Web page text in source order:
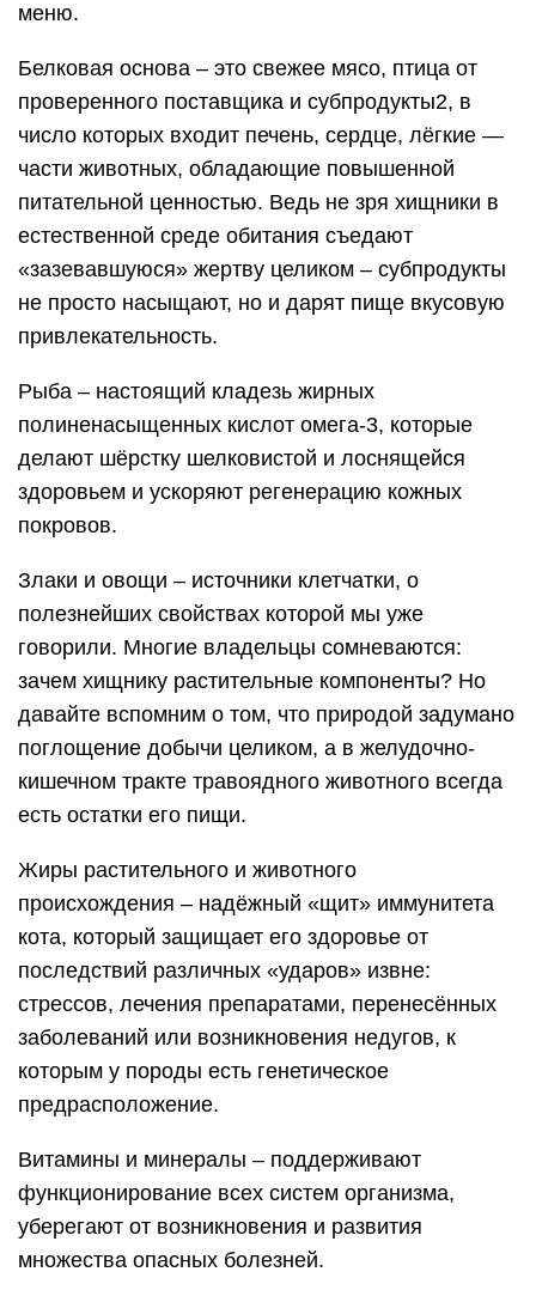
меню.
Белковая основа – это свежее мясо, птица от
проверенного поставщика и субпродукты2, в
число которых входит печень, сердце, лёгкие —
части животных, обладающие повышенной
питательной ценностью. Ведь не зря хищники в
естественной среде обитания съедают
«зазевавшуюся» жертву целиком – субпродукты
не просто насыщают, но и дарят пище вкусовую
привлекательность.
Рыба – настоящий кладезь жирных
полиненасыщенных кислот омега-3, которые
делают шёрстку шелковистой и лоснящейся
здоровьем и ускоряют регенерацию кожных
покровов.
Злаки и овощи – источники клетчатки, о
полезнейших свойствах которой мы уже
говорили. Многие владельцы сомневаются:
зачем хищнику растительные компоненты? Но
давайте вспомним о том, что природой задумано
поглощение добычи целиком, а в желудочно-
кишечном тракте травоядного животного всегда
есть остатки его пищи.
Жиры растительного и животного
происхождения – надёжный «щит» иммунитета
кота, который защищает его здоровье от
последствий различных «ударов» извне:
стрессов, лечения препаратами, перенесённых
заболеваний или возникновения недугов, к
которым у породы есть генетическое
предрасположение.
Витамины и минералы – поддерживают
функционирование всех систем организма,
уберегают от возникновения и развития
множества опасных болезней.